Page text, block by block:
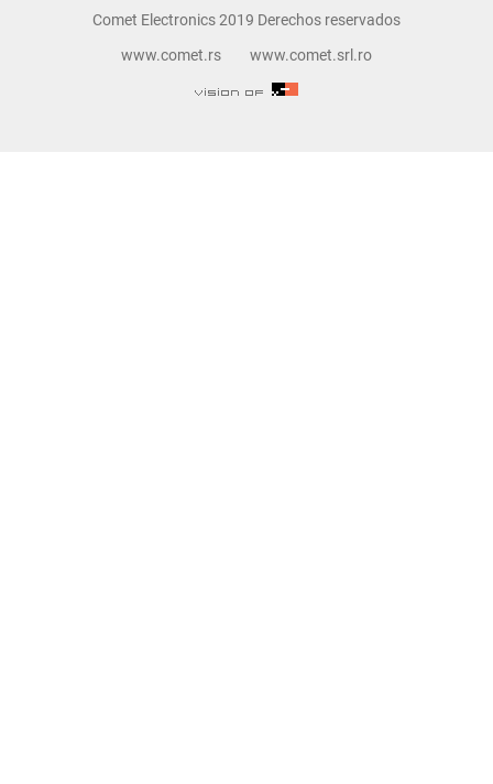
Comet Electronics 2019 Derechos reservados
www.comet.rs
www.comet.srl.ro